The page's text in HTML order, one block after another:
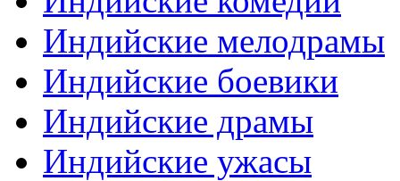
Индийские мелодрамы
Индийские боевики
Индийские драмы
Индийские ужасы